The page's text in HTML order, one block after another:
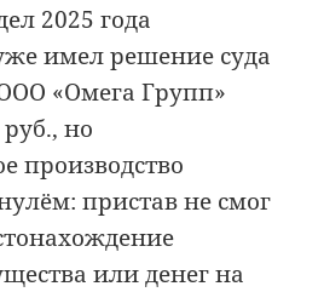
2025 года
имел решение суда
«Омега Групп»
но
производство
пристав не смог
или денег на